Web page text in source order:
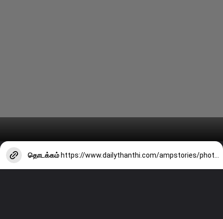
தொடக்கம்